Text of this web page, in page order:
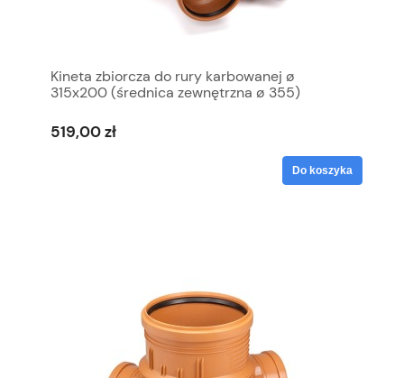
Kineta zbiorcza do rury karbowanej ø
315x200 (średnica zewnętrzna ø 355)
519,00 zł
Do koszyka